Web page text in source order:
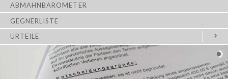
ABMAHNBAROMETER
GEGNERLISTE
URTEILE